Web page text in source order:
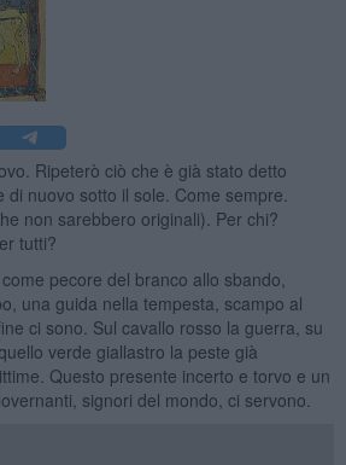
Ripeterò ciò che è già stato detto
nuovo sotto il sole. Come sempre.
non sarebbero originali). Per chi?
tutti?
pecore del branco allo sbando,
una guida nella tempesta, scampo al
ci sono. Sul cavallo rosso la guerra, su
verde giallastro la peste già
Questo presente incerto e torvo e un
signori del mondo, ci servono.